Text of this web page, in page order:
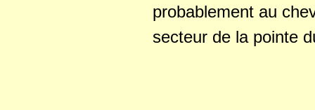
probablement au
secteur de la pointe